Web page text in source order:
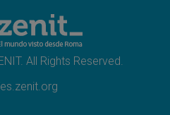
del Viaje Apostólico del
a Francia
All Rights Reserved.